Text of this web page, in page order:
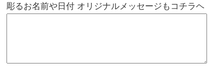
彫るお名前や日付 オリジナルメッセージもコチラヘ